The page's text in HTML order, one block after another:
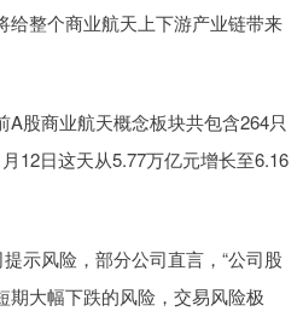
给整个商业航天上下游产业链带来
商业航天概念板块共包含264只
12日这天从5.77万亿元增长至6.16
风险，部分公司直言，“公司股
期大幅下跌的风险，交易风险极